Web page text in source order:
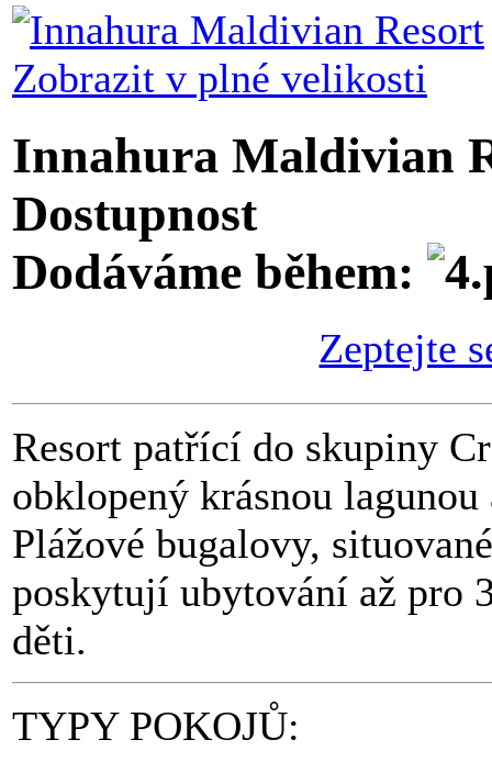
Zobrazit v plné velikosti
Innahura Maldivian
Dostupnost
Dodáváme během:
Zeptejte
Resort patřící do skupiny
obklopený krásnou
Plážové bugalovy,
poskytují ubytování až pro
děti.
TYPY POKOJŮ: